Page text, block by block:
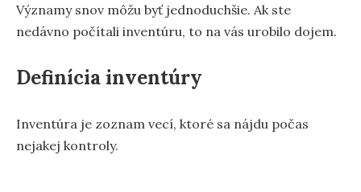
Významy snov môžu byť jednoduchšie. Ak ste
nedávno počítali inventúru, to na vás urobilo dojem.
Definícia inventúry
Inventúra je zoznam vecí, ktoré sa nájdu počas
nejakej kontroly.